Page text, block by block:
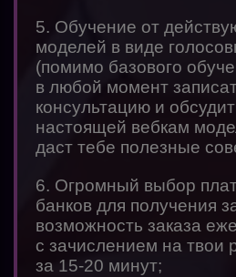
5. Обучение от
моделей в виде
(помимо базового
в любой момент
консультацию и
настоящей вебкам
даст тебе полезные
6. Огромный выбор
банков для получения
возможность заказа
с зачислением на твои
за 15-20 минут;